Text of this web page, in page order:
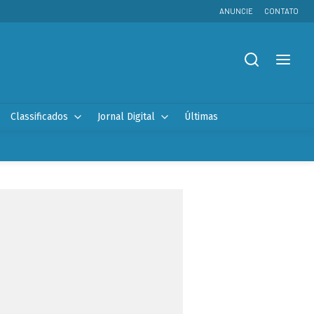
ANUNCIE CONTATO
Classificados Jornal Digital Últimas